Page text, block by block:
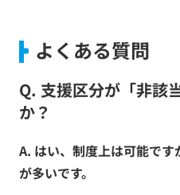
よくある質問
Q. 支援区分が「非該
か？
A. はい、制度上は可能で
が多いです。